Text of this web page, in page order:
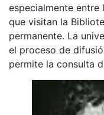
especialmente entre
que visitan la
permanente. La
el proceso de
permite la consulta